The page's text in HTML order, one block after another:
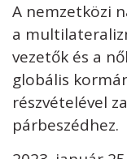
A nemzetközi
a
vezetők és a
globális
részvételével
párbeszédhez.